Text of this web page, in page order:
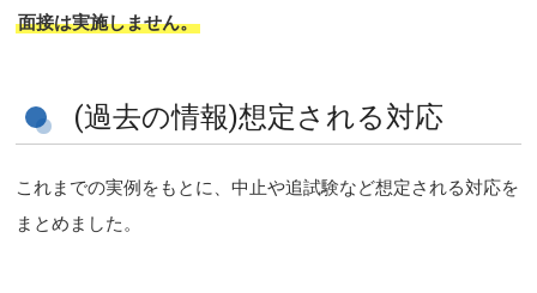
面接は実施しません。
(過去の情報)想定される対応
これまでの実例をもとに、中止や追試験など想定される対応を
まとめました。